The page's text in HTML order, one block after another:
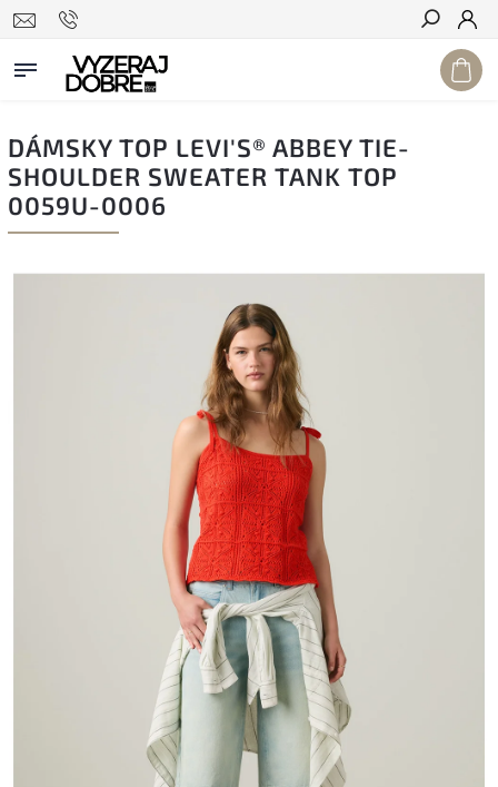
Hľadať
DÁMSKY TOP LEVI'S® ABBEY TIE-
SHOULDER SWEATER TANK TOP
0059U-0006